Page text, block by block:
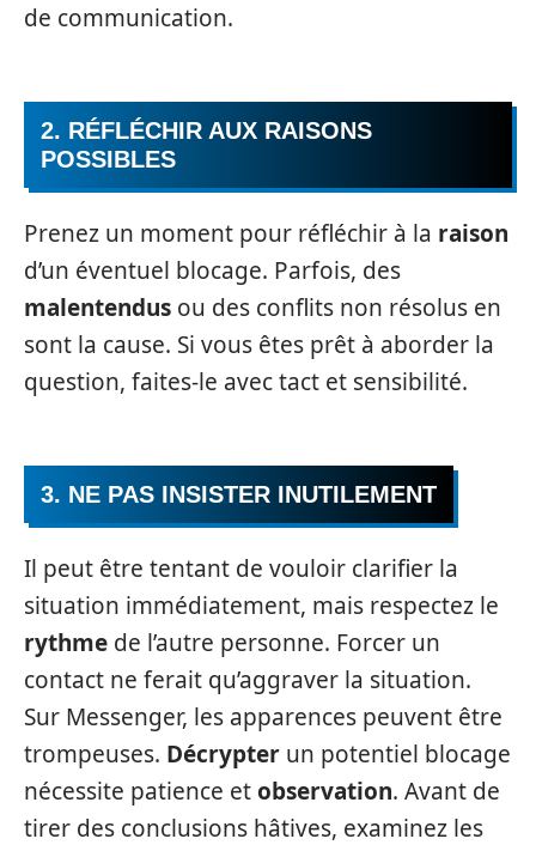
de communication.
2. RÉFLÉCHIR AUX RAISONS
POSSIBLES
Prenez un moment pour réfléchir à la raison
d’un éventuel blocage. Parfois, des
malentendus ou des conflits non résolus en
sont la cause. Si vous êtes prêt à aborder la
question, faites-le avec tact et sensibilité.
3. NE PAS INSISTER INUTILEMENT
Il peut être tentant de vouloir clarifier la
situation immédiatement, mais respectez le
rythme de l’autre personne. Forcer un
contact ne ferait qu’aggraver la situation.
Sur Messenger, les apparences peuvent être
trompeuses. Décrypter un potentiel blocage
nécessite patience etobservation. Avant de
tirer des conclusions hâtives, examinez les